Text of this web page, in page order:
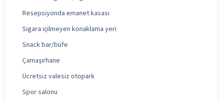
Resepsiyonda emanet kasası
Sigara içilmeyen konaklama yeri
Snack bar/büfe
Çamaşırhane
Ücretsiz valesiz otopark
Spor salonu